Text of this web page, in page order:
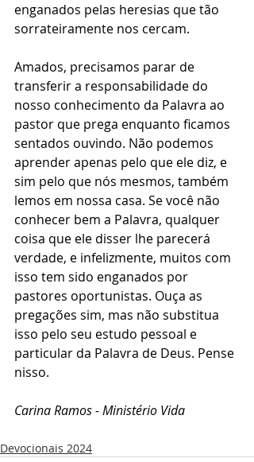
enganados pelas heresias que tão
sorrateiramente nos cercam.
Amados, precisamos parar de
transferir a responsabilidade do
nosso conhecimento da Palavra ao
pastor que prega enquanto ficamos
sentados ouvindo. Não podemos
aprender apenas pelo que ele diz, e
sim pelo que nós mesmos, também
lemos em nossa casa. Se você não
conhecer bem a Palavra, qualquer
coisa que ele disser lhe parecerá
verdade, e infelizmente, muitos com
isso tem sido enganados por
pastores oportunistas. Ouça as
pregações sim, mas não substitua
isso pelo seu estudo pessoal e
particular da Palavra de Deus. Pense
nisso.
Carina Ramos - Ministério Vida
Devocionais 2024